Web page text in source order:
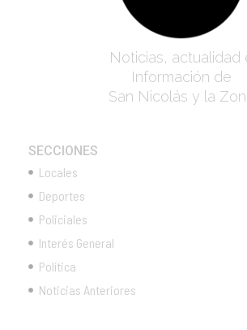
Noticias, actualidad
Información de
San Nicolás y la
SECCIONES
Locales
Deportes
Policiales
Interés General
Política
Noticias Anteriores